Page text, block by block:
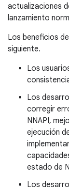
actualizaciones
lanzamiento
Los beneficios
siguiente.
Los
Los
corregir
NNAPI,
ejecución
estado de
Los